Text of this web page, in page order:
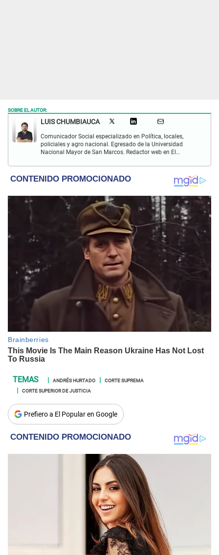
SOBRE EL AUTOR:
LUIS CHUMBIAUCA
Comunicador Social especializado en Política, locales,
policiales y agro nacional. Egresado de la Universidad
Nacional Mayor de San Marcos. Redactor web en El
Sociología, Historia, Matemáticas, Psicología, Filosofía,
películas y series.
ANDRÉS HURTADO
CORTE SUPREMA
CORTE SUPERIOR DE JUSTICIA
Prefiero a El Popular en Google